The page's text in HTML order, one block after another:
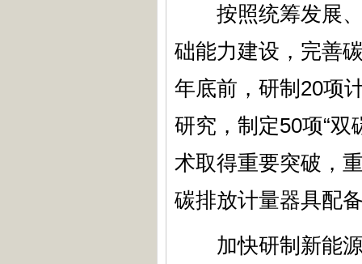
按照统筹发展、
础能力建设，完善
年底前，研制20项
研究，制定50项“
术取得重要突破，
碳排放计量器具配
加快研制新能源